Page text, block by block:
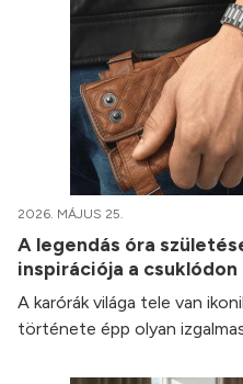
2026. MÁJUS 25.
A legendás óra
inspirációja a csuklódon
A karórák világa tele van
története épp olyan